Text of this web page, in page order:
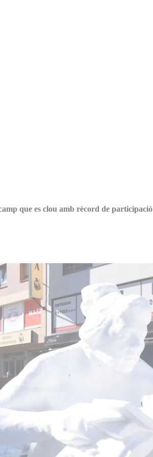
que es clou amb rècord de participació